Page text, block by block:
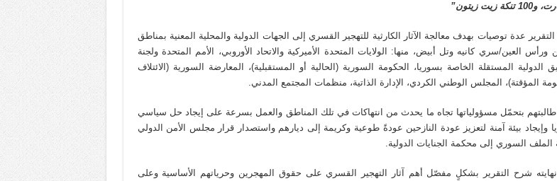
زيت زيتون”
عدة توصيات بهدف معالجة الآثار الكارثية للتهجير القسري إلى الجهات الدولية والمحلية المعنية بمناطق
ورأس العين/سري كانيه وتل أبيض، منها: الولايات المتحدة الأميركية والاتحاد الأوروبي، الأمم المتحدة ولجنة
الدولية المستقلة الخاصة بسوريا، الحكومة السورية (الحالية أو المستقبلية)، المعارضة السورية (الائتلاف
المؤقتة)، المجلس الوطني الكردي، الإدارة الذاتية، منظمات المجتمع المدني.
بتحمّل مسؤولياتها تجاه ما يحدث من انتهاكات في تلك المناطق والعمل بسرعة على إيجاد حل سياسي
وإيجاد بيئة آمنة لتعزيز عودة النازحين عودةً طوعية وكريمة إلى ديارهم واستصدار قرار مجلس الأمن الدولي
الملف السوري إلى محكمة الجنايات الدولية.
شرح التقرير بشكلٍ مفصّل أهم آثار التهجير القسري على حقوق المهجرين وحرياتهم الأساسية وعلى